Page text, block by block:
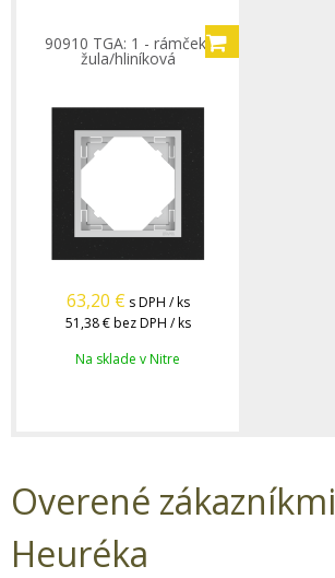
90910 TGA: 1 - rámček,
žula/hliníková
63,20 € s DPH / ks
51,38 € bez DPH / ks
Na sklade v Nitre
Overené zákazníkmi
Heuréka